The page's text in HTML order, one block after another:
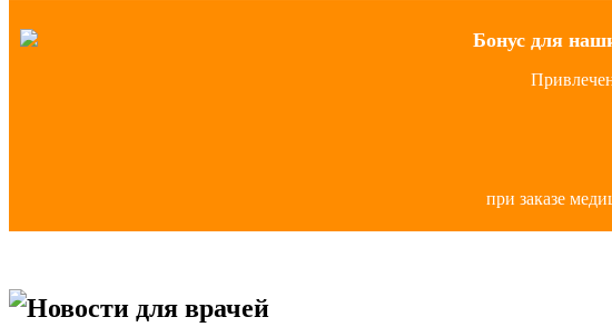
Бонус для
при заказе
Новости для врачей